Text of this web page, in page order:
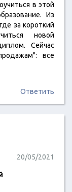
в этой
Из
за короткий
новой
Сейчас
все
Ответить
20/05/2021